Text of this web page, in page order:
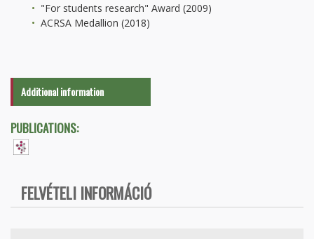
"For students research" Award (2009)
ACRSA Medallion (2018)
Additional information
PUBLICATIONS:
FELVÉTELI INFORMÁCIÓ